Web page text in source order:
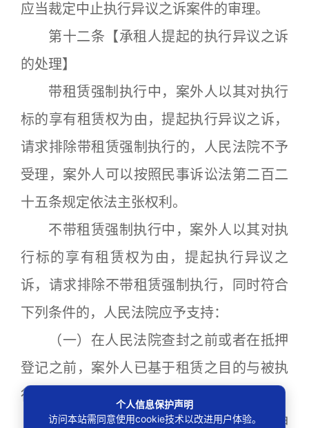
应当裁定中止执行异议之诉案件的审理。
第十二条【承租人提起的执行异议之诉
的处理】
带租赁强制执行中，案外人以其对执行
标的享有租赁权为由，提起执行异议之诉，
请求排除带租赁强制执行的，人民法院不予
受理，案外人可以按照民事诉讼法第二百二
十五条规定依法主张权利。
不带租赁强制执行中，案外人以其对执
行标的享有租赁权为由，提起执行异议之
诉，请求排除不带租赁强制执行，同时符合
下列条件的，人民法院应予支持：
（一）在人民法院查封之前或者在抵押
登记之前，案外人已基于租赁之目的与被执
行人签订合法有效的书面租赁合同；
（二）在人民法院查封之前或者在抵押
个人信息保护声明
访问本站需同意使用cookie技术以改进用户体验。